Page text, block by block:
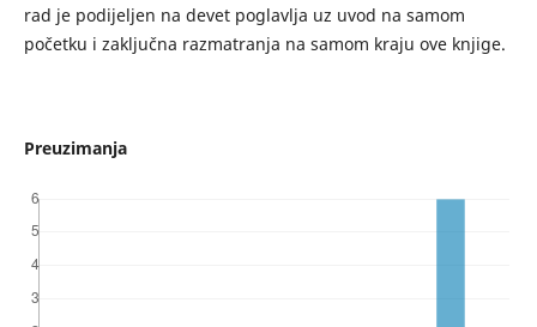
rad je podijeljen na devet poglavlja uz uvod na samom
početku i zaključna razmatranja na samom kraju ove knjige.
Preuzimanja